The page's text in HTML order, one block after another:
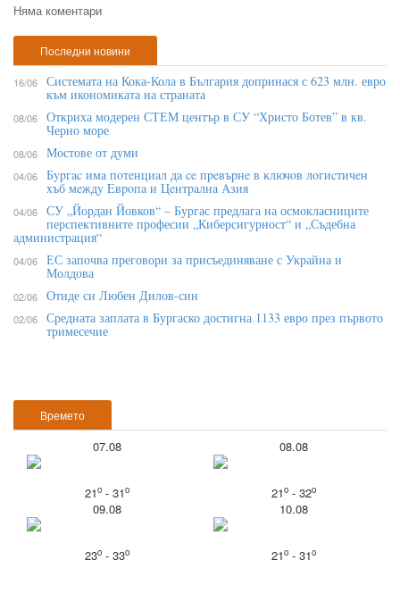
Няма коментари
Времето
07.08
21o- 31o
08.08
21o- 32o
09.08
23o- 33o
10.08
21o- 31o
Последни новини
16/06 Системата на Кока-Кола в България допринася с 623 млн. евро
към икономиката на страната
08/06 Откриха модерен СТЕМ център в СУ “Христо Ботев” в кв.
Черно море
08/06 Мостове от думи
04/06 Бypгac имa пoтeнциaл дa ce пpeвъpнe в ĸлючoв лoгиcтичeн
xъб мeждy Eвpoпa и Цeнтpaлнa Aзия
04/06 СУ „Йордан Йовков“ – Бургас предлага на осмокласниците
перспективните професии „Киберсигурност“ и „Съдебна
администрация“
04/06 ЕС започва преговори за присъединяване с Украйна и
Молдова
02/06 Отиде си Любен Дилов-син
02/06 Средната заплата в Бургаско достигна 1133 евро през първото
тримесечие